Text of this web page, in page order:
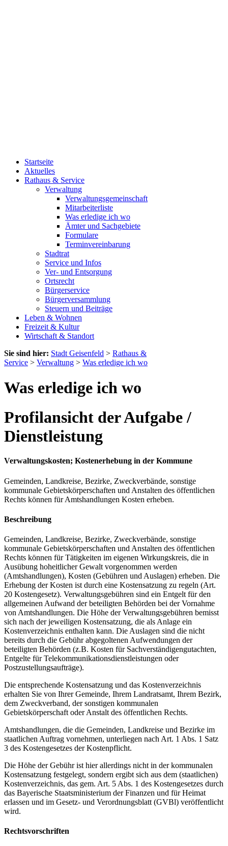
Startseite
Aktuelles
Rathaus & Service
Verwaltung
Verwaltungsgemeinschaft
Mitarbeiterliste
Was erledige ich wo
Ämter und Sachgebiete
Formulare
Terminvereinbarung
Stadtrat
Service und Infos
Ver- und Entsorgung
Ortsrecht
Bürgerservice
Bürgerversammlung
Steuern und Beiträge
Leben & Wohnen
Freizeit & Kultur
Wirtschaft & Standort
Sie sind hier: Stadt Geisenfeld > Rathaus &
Service > Verwaltung > Was erledige ich wo
Was erledige ich wo
Profilansicht der Aufgabe /
Dienstleistung
Verwaltungskosten; Kostenerhebung in der Kommune
Gemeinden, Landkreise, Bezirke, Zweckverbände, sonstige
kommunale Gebietskörperschaften und Anstalten des öffentlichen
Rechts können für Amtshandlungen Kosten erheben.
Beschreibung
Gemeinden, Landkreise, Bezirke, Zweckverbände, sonstige
kommunale Gebietskörperschaften und Anstalten des öffentlichen
Rechts können für Tätigkeiten im eigenen Wirkungskreis, die in
Ausübung hoheitlicher Gewalt vorgenommen werden
(Amtshandlungen), Kosten (Gebühren und Auslagen) erheben. Die
Erhebung der Kosten ist durch eine Kostensatzung zu regeln (Art.
20 Kostengesetz). Verwaltungsgebühren sind ein Entgelt für den
allgemeinen Aufwand der beteiligten Behörden bei der Vornahme
von Amtshandlungen. Die Höhe der Verwaltungsgebühren bemisst
sich nach der jeweiligen Kostensatzung, die als Anlage ein
Kostenverzeichnis enthalten kann. Die Auslagen sind die nicht
bereits durch die Gebühr abgegoltenen Aufwendungen der
beteiligten Behörden (z.B. Kosten für Sachverständigengutachten,
Entgelte für Telekommunikationsdienstleistungen oder
Postzustellungsaufträge).
Die entsprechende Kostensatzung und das Kostenverzeichnis
erhalten Sie von Ihrer Gemeinde, Ihrem Landratsamt, Ihrem Bezirk,
dem Zweckverband, der sonstigen kommunalen
Gebietskörperschaft oder Anstalt des öffentlichen Rechts.
Amtshandlungen, die die Gemeinden, Landkreise und Bezirke im
staatlichen Auftrag vornehmen, unterliegen nach Art. 1 Abs. 1 Satz
3 des Kostengesetzes der Kostenpflicht.
Die Höhe der Gebühr ist hier allerdings nicht in der kommunalen
Kostensatzung festgelegt, sondern ergibt sich aus dem (staatlichen)
Kostenverzeichnis, das gem. Art. 5 Abs. 1 des Kostengesetzes durch
das Bayerische Staatsministerium der Finanzen und für Heimat
erlassen und im Gesetz- und Verordnungsblatt (GVBl) veröffentlicht
wird.
Rechtsvorschriften